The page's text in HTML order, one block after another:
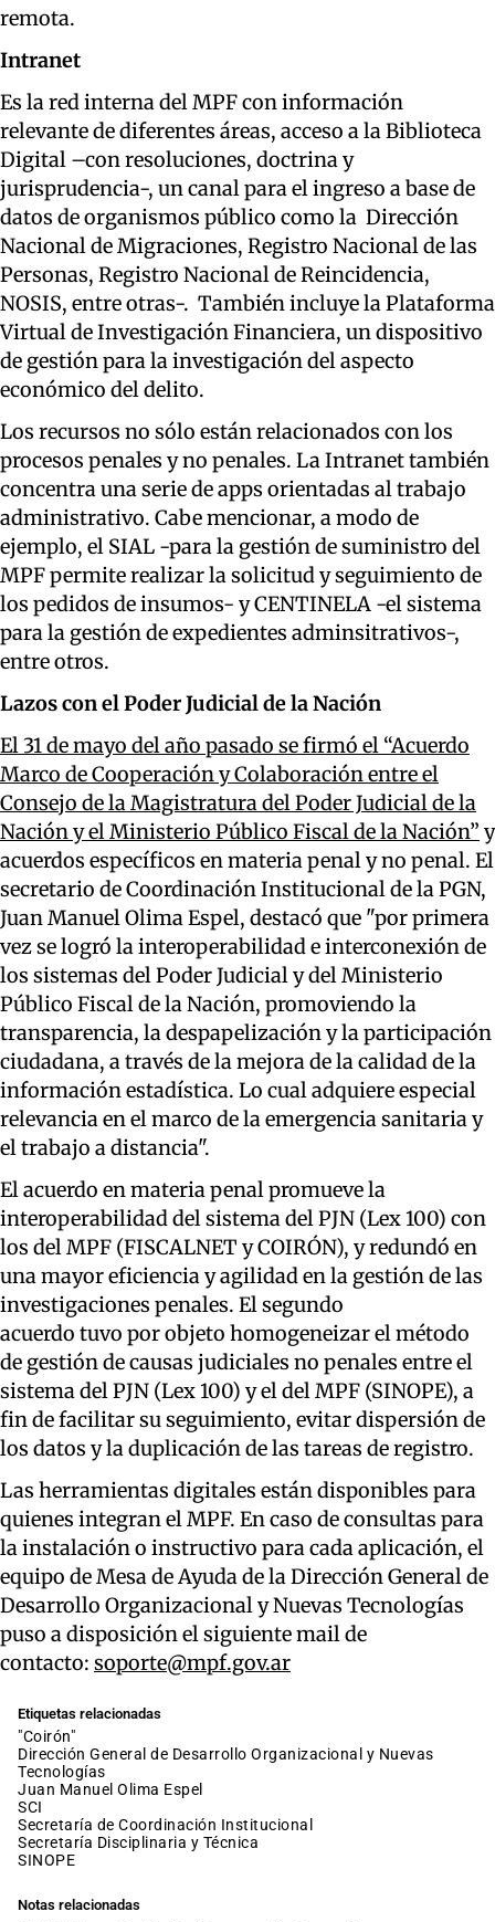
remota.
Intranet
Es la red interna del MPF con información
relevante de diferentes áreas, acceso a la Biblioteca
Digital –con resoluciones, doctrina y
jurisprudencia-, un canal para el ingreso a base de
datos de organismos público como la Dirección
Nacional de Migraciones, Registro Nacional de las
Personas, Registro Nacional de Reincidencia,
NOSIS, entre otras-. También incluye la Plataforma
Virtual de Investigación Financiera, un dispositivo
de gestión para la investigación del aspecto
económico del delito.
Los recursos no sólo están relacionados con los
procesos penales y no penales. La Intranet también
concentra una serie de apps orientadas al trabajo
administrativo. Cabe mencionar, a modo de
ejemplo, el SIAL -para la gestión de suministro del
MPF permite realizar la solicitud y seguimiento de
los pedidos de insumos- y CENTINELA -el sistema
para la gestión de expedientes adminsitrativos-,
entre otros.
Lazos con el Poder Judicial de la Nación
El 31 de mayo del año pasado se firmó el “Acuerdo
Marco de Cooperación y Colaboración entre el
Consejo de la Magistratura del Poder Judicial de la
Nación y el Ministerio Público Fiscal de la Nación” y
acuerdos específicos en materia penal y no penal. El
secretario de Coordinación Institucional de la PGN,
Juan Manuel Olima Espel, destacó que "por primera
vez se logró la interoperabilidad e interconexión de
los sistemas del Poder Judicial y del Ministerio
Público Fiscal de la Nación, promoviendo la
transparencia, la despapelización y la participación
ciudadana, a través de la mejora de la calidad de la
información estadística. Lo cual adquiere especial
relevancia en el marco de la emergencia sanitaria y
el trabajo a distancia".
El acuerdo en materia penal promueve la
interoperabilidad del sistema del PJN (Lex 100) con
los del MPF (FISCALNET y COIRÓN), y redundó en
una mayor eficiencia y agilidad en la gestión de las
investigaciones penales. El segundo
acuerdo tuvo por objeto homogeneizar el método
de gestión de causas judiciales no penales entre el
sistema del PJN (Lex 100) y el del MPF (SINOPE), a
fin de facilitar su seguimiento, evitar dispersión de
los datos y la duplicación de las tareas de registro.
Las herramientas digitales están disponibles para
quienes integran el MPF. En caso de consultas para
la instalación o instructivo para cada aplicación, el
equipo de Mesa de Ayuda de la Dirección General de
Desarrollo Organizacional y Nuevas Tecnologías
puso a disposición el siguiente mail de
contacto: soporte@mpf.gov.ar
Etiquetas relacionadas
"Coirón"
Dirección General de Desarrollo Organizacional y Nuevas
Tecnologías
Juan Manuel Olima Espel
SCI
Secretaría de Coordinación Institucional
Secretaría Disciplinaria y Técnica
SINOPE
Notas relacionadas